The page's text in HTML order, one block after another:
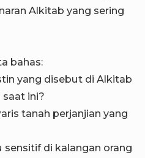
Alkitab yang sering
bahas:
yang disebut di Alkitab
ini?
tanah perjanjian yang
sensitif di kalangan orang